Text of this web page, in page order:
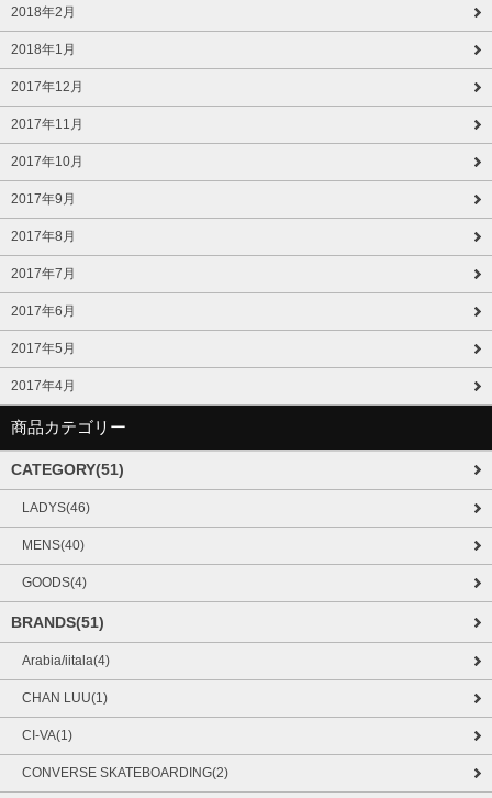
2018年2月
2018年1月
2017年12月
2017年11月
2017年10月
2017年9月
2017年8月
2017年7月
2017年6月
2017年5月
2017年4月
商品カテゴリー
CATEGORY(51)
LADYS(46)
MENS(40)
GOODS(4)
BRANDS(51)
Arabia/iitala(4)
CHAN LUU(1)
CI-VA(1)
CONVERSE SKATEBOARDING(2)